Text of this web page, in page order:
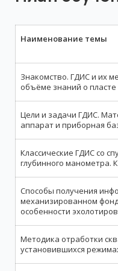
Наименование темы
Знакомство. ГДИС и их
объёме знаний о пласте
Цели и задачи ГДИС.
аппарат и приборная
Классические ГДИС со
глубинного манометра.
Способы получения
механизированном
особенности
Методика отработки
установившихся